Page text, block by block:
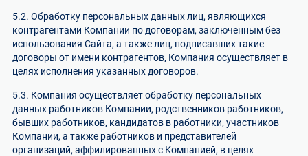
5.2. Обработку персональных данных лиц, являющихся
контрагентами Компании по договорам, заключенным без
использования Сайта, а также лиц, подписавших такие
договоры от имени контрагентов, Компания осуществляет в
целях исполнения указанных договоров.
5.3. Компания осуществляет обработку персональных
данных работников Компании, родственников работников,
бывших работников, кандидатов в работники, участников
Компании, а также работников и представителей
организаций, аффилированных с Компанией, в целях